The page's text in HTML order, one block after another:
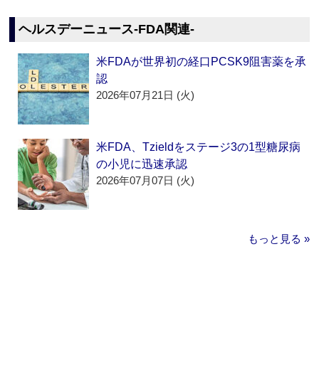
ヘルスデーニュース‐FDA関連‐
米FDAが世界初の経口PCSK9阻害薬を承
認
2026年07月21日 (火)
米FDA、Tzieldをステージ3の1型糖尿病
の小児に迅速承認
2026年07月07日 (火)
もっと見る »